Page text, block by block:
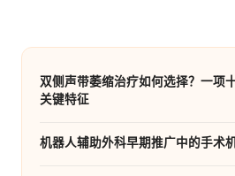
双侧声带萎缩治疗如何选择？一项
关键特征
机器人辅助外科早期推广中的手术